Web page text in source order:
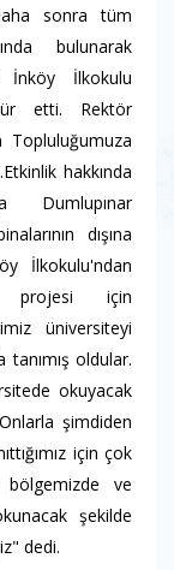
sonra tüm
bulunarak
İlkokulu
etti. Rektör
Topluluğumuza
hakkında
Dumlupınar
dışına
İlkokulu'ndan
projesi için
üniversiteyi
oldular.
okuyacak
şimdiden
için çok
ve
şekilde
dedi.